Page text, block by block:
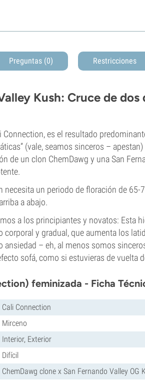
Preguntas (0) Restricciones
Kush: Cruce de dos
es el resultado
(vale, seamos sinceros –
de un clon ChemDawg y una San
necesita un periodo de floración de 65-
a abajo.
a los principiantes y novatos: Esta
corporal y gradual, que aumenta los
ansiedad – eh, al menos somos
sofá, como si estuvieras de vuelta
feminizada - Ficha
Cali Connection
Mirceno
Interior, Exterior
Difícil
ChemDawg clone x San Fernando Valley OG